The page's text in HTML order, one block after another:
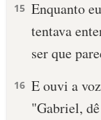
PALAVRA DO DIA
DEVOCIONAL
15 Enquanto
tentava
ser que
16 E ouvi a
"Gabriel,